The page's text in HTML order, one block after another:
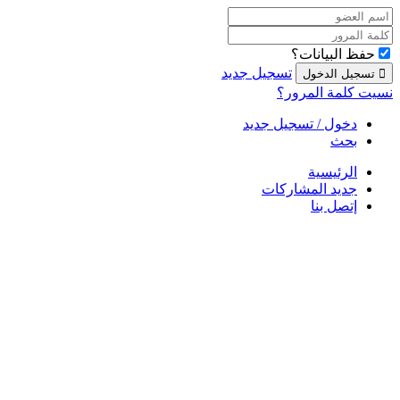
حفظ البيانات؟
تسجيل جديد
نسيت كلمة المرور؟
دخول / تسجيل جديد
بحث
الرئيسية
جديد المشاركات
إتصل بنا